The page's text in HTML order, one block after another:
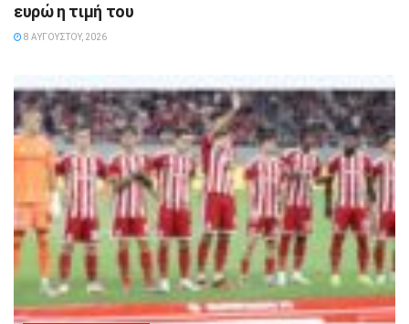
ευρώ η τιμή του
8 ΑΥΓΟΎΣΤΟΥ, 2026